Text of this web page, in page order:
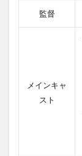
監督
メインキャ
スト